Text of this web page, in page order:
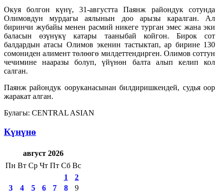
Окуя болгон күнү, 31-августта Паянж райондук сотунда
Олимовдун мурдагы аялынын доо арызы каралган. Ал
биринчи жубайы менен расмий никеге турган эмес жана эки
баласын өзүнүкү катары тааныбай койгон. Бирок сот
балдардын атасы Олимов экенин тастыктап, ар бирине 130
сомониден алимент төлөөгө милдеттендирген. Олимов соттун
чечимине нааразы болуп, үйүнөн балта алып келип кол
салган.
Паянж райондук ооруканасынан билдиришкендей, судья оор
жаракат алган.
Булагы: CENTRAL ASIAN
Күнүнө
август 2026
Пн Вт Ср Чт Пт Сб Вс
1
2
3
4 5 6 7 8
9